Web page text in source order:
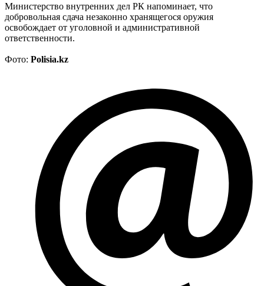
Министерство внутренних дел РК напоминает, что
добровольная сдача незаконно хранящегося оружия
освобождает от уголовной и административной
ответственности.
Фото: Рolisia.kz